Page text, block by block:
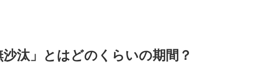
沙汰」とはどのくらいの期間？